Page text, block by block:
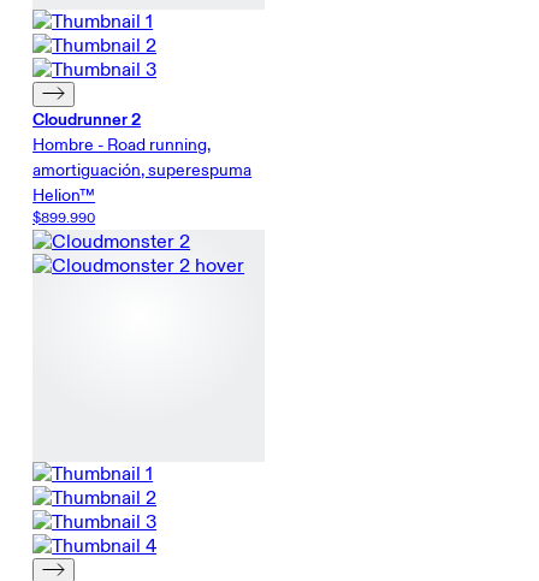
Cloudrunner 2
Hombre - Road running,
amortiguación, superespuma
Helion™
$899.990